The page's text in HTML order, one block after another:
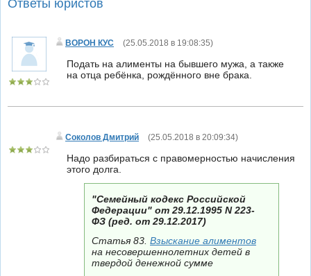
Ответы юристов
ВОРОН КУС (25.05.2018 в 19:08:35)
Подать на алименты на бывшего мужа, а также
на отца ребёнка, рождённого вне брака.
Соколов Дмитрий (25.05.2018 в 20:09:34)
Надо разбираться с правомерностью начисления
этого долга.
"Семейный кодекс Российской
Федерации" от 29.12.1995 N 223-
ФЗ (ред. от 29.12.2017)
Статья 83. Взыскание алиментов
на несовершеннолетних детей в
твердой денежной сумме